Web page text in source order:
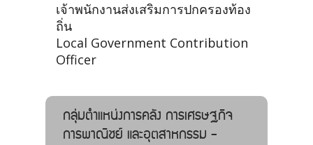
เจ้าพนักงานส่งเสริมการปกครองท้อง
ถิ่น
Local Government Contribution
Officer
กลุ่มตำแหน่งการคลัง การเศรษฐกิจ
การพาณิชย์ และอุตสาหกรรม -